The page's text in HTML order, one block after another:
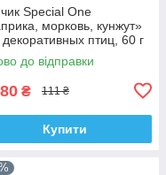
Speciаl One
морковь, кунжут»
птиц, 60 г
до відправки
₴ 111 ₴
Купити